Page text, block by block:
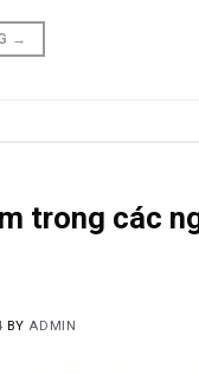
→
trong các
BYADMIN